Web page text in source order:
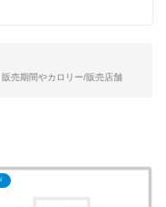
売期間やカロリー/販売店舗